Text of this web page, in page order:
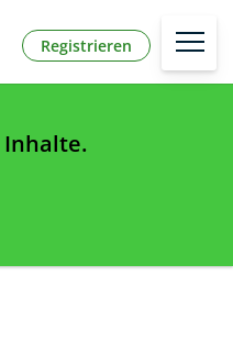
Registrieren
Inhalte.